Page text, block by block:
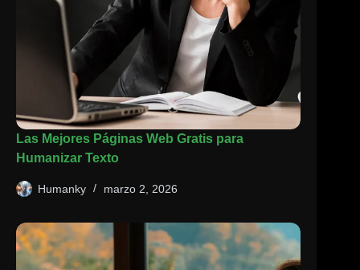
Las Mejores Páginas Web Gratis para
Humanizar Texto
Humanky marzo 2, 2026